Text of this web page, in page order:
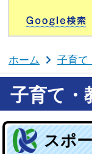
ホーム 子育て
子育て・
スポ